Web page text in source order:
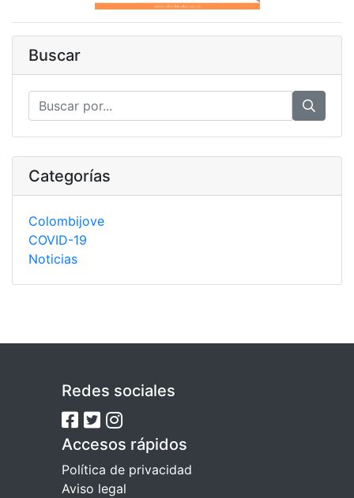
Buscar
Categorías
Colombijove
COVID-19
Noticias
Redes sociales
Accesos rápidos
Política de privacidad
Aviso legal